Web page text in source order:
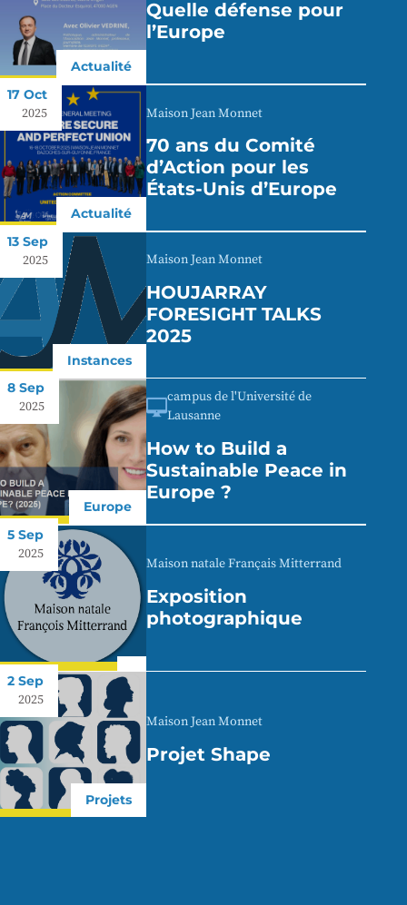
Actualité
Quelle défense pour
l’Europe
17 Oct
2025
Actualité
Maison Jean Monnet
70 ans du Comité
d’Action pour les
États-Unis d’Europe
13 Sep
2025
Instances
Maison Jean Monnet
HOUJARRAY
FORESIGHT TALKS
2025
8 Sep
2025
Europe
campus de l'Université de
Lausanne
How to Build a
Sustainable Peace in
Europe ?
5 Sep
2025
Maison natale Français Mitterrand
Exposition
photographique
2 Sep
2025
Projets
Maison Jean Monnet
Projet Shape